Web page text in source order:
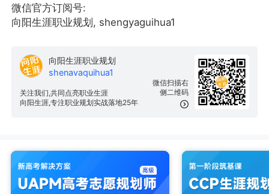
微信官方订阅号:
向阳生涯职业规划, shengyaguihua1
微信扫描右
侧二维码
向阳生涯职业规划
shenavaquihua1
关注我们,共同点亮职业生涯
向阳生涯,专注职业规划实战落地25年